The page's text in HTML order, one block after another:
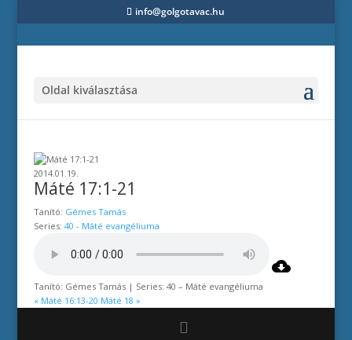
info@golgotavac.hu
Oldal kiválasztása
2014.01.19.
Máté 17:1-21
Tanító: Gémes Tamás
Series: 40 - Máté evangéliuma
Tanító: Gémes Tamás | Series: 40 – Máté evangéliuma
« Máté 16:13-20 Máté 18 »